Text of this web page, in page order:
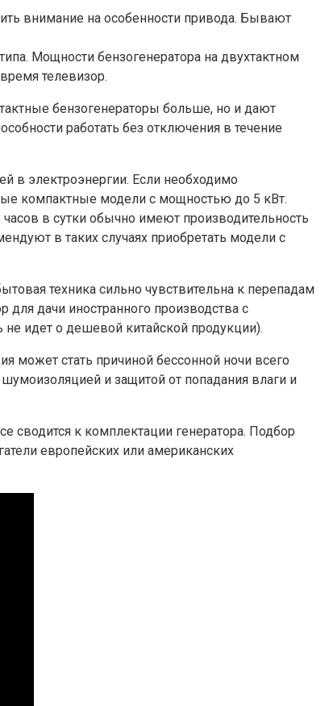
внимание на особенности привода. Бывают
Мощности бензогенератора на двухтактном
телевизор.
бензогенераторы больше, но и дают
работать без отключения в течение
в электроэнергии. Если необходимо
компактные модели с мощностью до 5 кВт.
в сутки обычно имеют производительность
в таких случаях приобретать модели с
техника сильно чувствительна к перепадам
дачи иностранного производства с
идет о дешевой китайской продукции).
может стать причиной бессонной ночи всего
и защитой от попадания влаги и
сводится к комплектации генератора. Подбор
европейских или американских